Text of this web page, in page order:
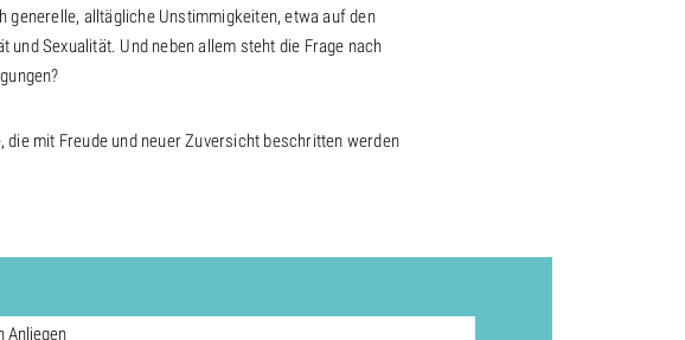
generelle, alltägliche Unstimmigkeiten, etwa auf den
Sexualität. Und neben allem steht die Frage nach
mit Freude und neuer Zuversicht beschritten werden